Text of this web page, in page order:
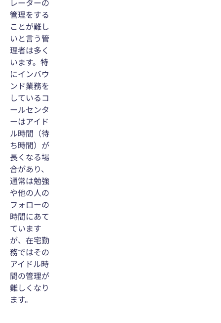
レーターの
管理をする
ことが難し
いと言う管
理者は多く
います。特
にインバウ
ンド業務を
しているコ
ールセンタ
ーはアイド
ル時間（待
ち時間）が
長くなる場
合があり、
通常は勉強
や他の人の
フォローの
時間にあて
ています
が、在宅勤
務ではその
アイドル時
間の管理が
難しくなり
ます。